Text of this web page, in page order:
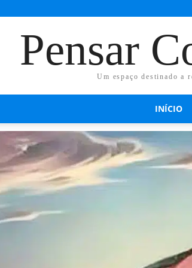
Pensar
Um espaço destinado a
INÍCIO